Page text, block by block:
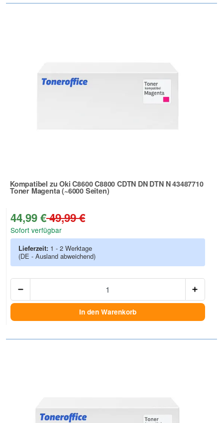
Kompatibel zu Oki C8600 C8800 CDTN DN DTN N 43487710
Toner Magenta (~6000 Seiten)
Zur Artikelbewertung
44,99 €49,99 €
Sofort verfügbar
Lieferzeit: 1 - 2 Werktage
(DE - Ausland abweichend)
In den Warenkorb